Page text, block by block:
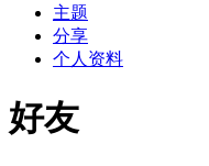
主题
分享
个人资料
好友